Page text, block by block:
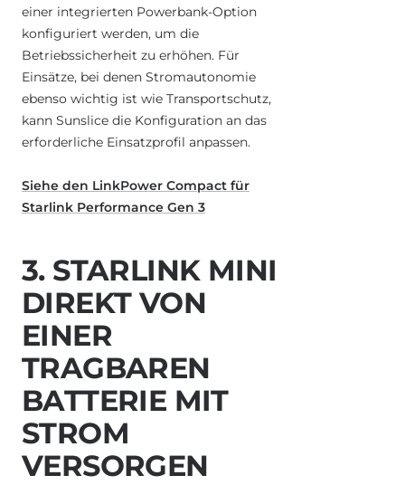
einer integrierten Powerbank-Option
konfiguriert werden, um die
Betriebssicherheit zu erhöhen. Für
Einsätze, bei denen Stromautonomie
ebenso wichtig ist wie Transportschutz,
kann Sunslice die Konfiguration an das
erforderliche Einsatzprofil anpassen.
Siehe den LinkPower Compact für
Starlink Performance Gen 3
3. STARLINK MINI
DIREKT VON
EINER
TRAGBAREN
BATTERIE MIT
STROM
VERSORGEN